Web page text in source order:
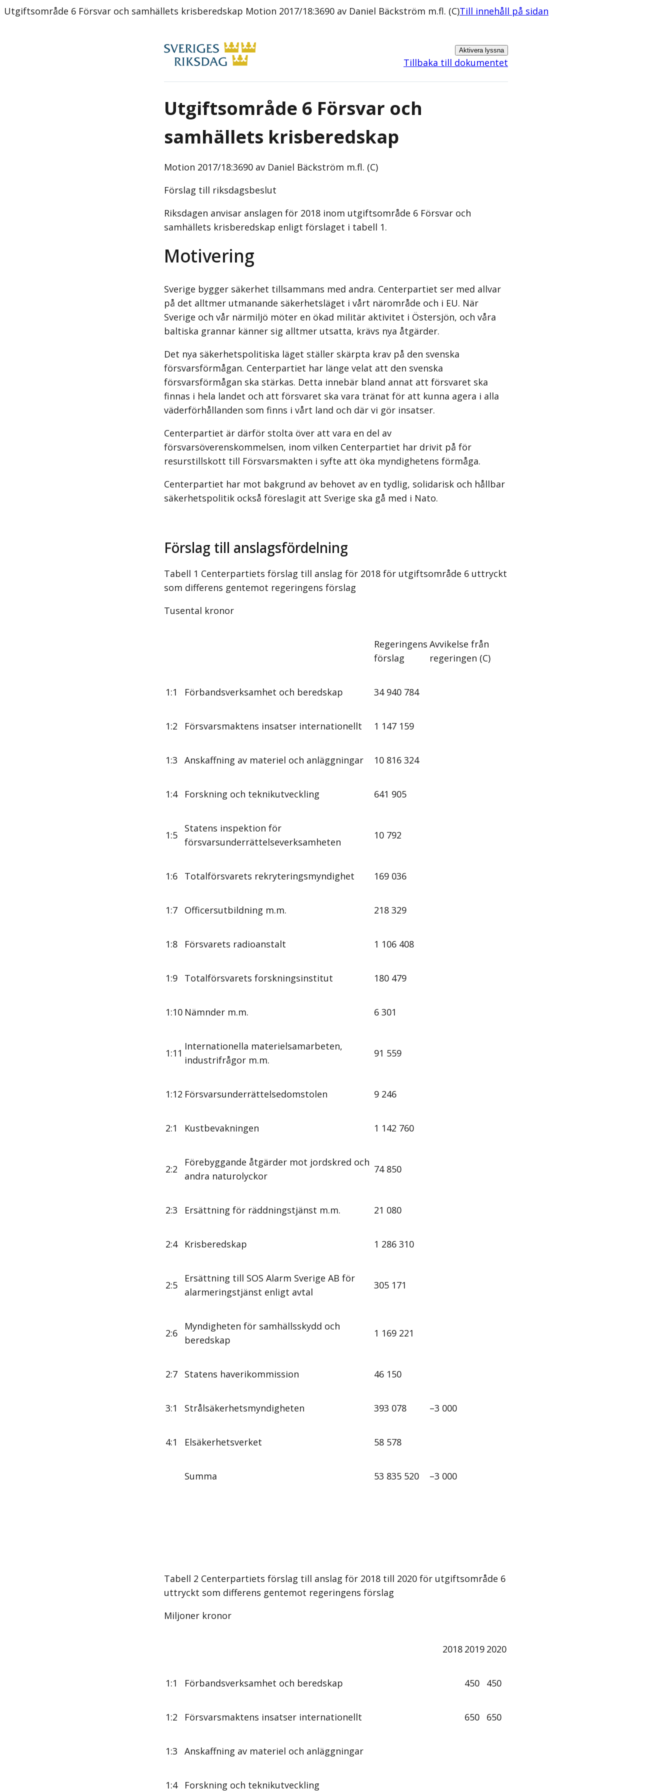
Utgiftsområde 6 Försvar och samhällets krisberedskap Motion 2017/18:3690 av Daniel Bäckström m.fl. (C)Till innehåll på sidan
Aktivera lyssna
Tillbaka till dokumentet
Utgiftsområde 6 Försvar och
samhällets krisberedskap
Motion 2017/18:3690 av Daniel Bäckström m.fl. (C)
Förslag till riksdagsbeslut
Riksdagen anvisar anslagen för 2018 inom utgiftsområde 6 Försvar och
samhällets krisberedskap enligt förslaget i tabell 1.
Motivering
Sverige bygger säkerhet tillsammans med andra. Centerpartiet ser med allvar
på det alltmer utmanande säkerhetsläget i vårt närområde och i EU. När
Sverige och vår närmiljö möter en ökad militär aktivitet i Östersjön, och våra
baltiska grannar känner sig alltmer utsatta, krävs nya åtgärder.
Det nya säkerhetspolitiska läget ställer skärpta krav på den svenska
försvarsförmågan. Centerpartiet har länge velat att den svenska
försvarsförmågan ska stärkas. Detta innebär bland annat att försvaret ska
finnas i hela landet och att försvaret ska vara tränat för att kunna agera i alla
väderförhållanden som finns i vårt land och där vi gör insatser.
Centerpartiet är därför stolta över att vara en del av
försvarsöverenskommelsen, inom vilken Centerpartiet har drivit på för
resurstillskott till Försvarsmakten i syfte att öka myndighetens förmåga.
Centerpartiet har mot bakgrund av behovet av en tydlig, solidarisk och hållbar
säkerhetspolitik också föreslagit att Sverige ska gå med i Nato.
Förslag till anslagsfördelning
Tabell 1 Centerpartiets förslag till anslag för 2018 för utgiftsområde 6 uttryckt
som differens gentemot regeringens förslag
Tusental kronor
Regeringens
förslag
Avvikelse från
regeringen (C)
1:1 Förbandsverksamhet och beredskap 34 940 784
1:2 Försvarsmaktens insatser internationellt 1 147 159
1:3 Anskaffning av materiel och anläggningar 10 816 324
1:4 Forskning och teknikutveckling 641 905
1:5
Statens inspektion för
försvarsunderrättelseverksamheten
10 792
1:6 Totalförsvarets rekryteringsmyndighet 169 036
1:7 Officersutbildning m.m. 218 329
1:8 Försvarets radioanstalt 1 106 408
1:9 Totalförsvarets forskningsinstitut 180 479
1:10 Nämnder m.m. 6 301
1:11
Internationella materielsamarbeten,
industrifrågor m.m.
91 559
1:12 Försvarsunderrättelsedomstolen 9 246
2:1 Kustbevakningen 1 142 760
2:2
Förebyggande åtgärder mot jordskred och
andra naturolyckor
74 850
2:3 Ersättning för räddningstjänst m.m. 21 080
2:4 Krisberedskap 1 286 310
2:5
Ersättning till SOS Alarm Sverige AB för
alarmeringstjänst enligt avtal
305 171
2:6
Myndigheten för samhällsskydd och
beredskap
1 169 221
2:7 Statens haverikommission 46 150
3:1 Strålsäkerhetsmyndigheten 393 078 –3 000
4:1 Elsäkerhetsverket 58 578
Summa 53 835 520 –3 000
Tabell 2 Centerpartiets förslag till anslag för 2018 till 2020 för utgiftsområde 6
uttryckt som differens gentemot regeringens förslag
Miljoner kronor
2018 2019 2020
1:1 Förbandsverksamhet och beredskap 450 450
1:2 Försvarsmaktens insatser internationellt 650 650
1:3 Anskaffning av materiel och anläggningar
1:4 Forskning och teknikutveckling